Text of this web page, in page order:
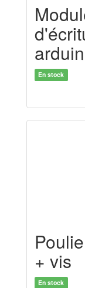
En stock
+ vis
En stock